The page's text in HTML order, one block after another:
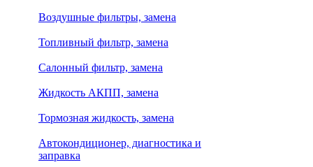
Воздушные фильтры, замена
Топливный фильтр, замена
Салонный фильтр, замена
Жидкость АКПП, замена
Тормозная жидкость, замена
Автокондиционер, диагностика и
заправка